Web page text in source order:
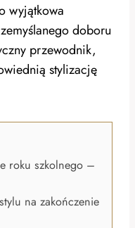
wyjątkowa
doboru
przewodnik,
stylizację
roku szkolnego –
na zakończenie